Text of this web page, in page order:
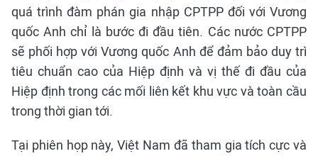
quá trình đàm phán gia nhập CPTPP đối với Vương
quốc Anh chỉ là bước đi đầu tiên. Các nước CPTPP
sẽ phối hợp với Vương quốc Anh để đảm bảo duy trì
tiêu chuẩn cao của Hiệp định và vị thế đi đầu của
Hiệp định trong các mối liên kết khu vực và toàn cầu
trong thời gian tới.
Tại phiên họp này, Việt Nam đã tham gia tích cực và